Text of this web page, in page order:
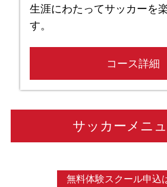
生涯にわたってサッカーを
す。
コース詳細
サッカーメニ
無料体験スクール申込